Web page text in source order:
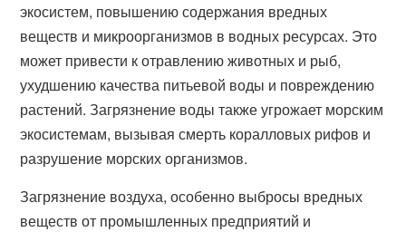
экосистем, повышению содержания вредных
веществ и микроорганизмов в водных ресурсах. Это
может привести к отравлению животных и рыб,
ухудшению качества питьевой воды и повреждению
растений. Загрязнение воды также угрожает морским
экосистемам, вызывая смерть коралловых рифов и
разрушение морских организмов.
Загрязнение воздуха, особенно выбросы вредных
веществ от промышленных предприятий и